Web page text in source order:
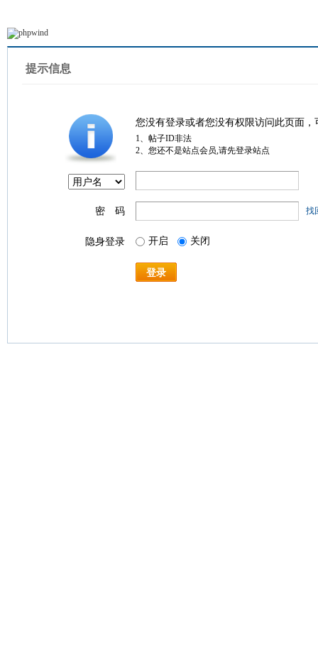
提示信息
您没有登录或者您没有权限访问此页面
1、帖子ID非法
2、您还不是站点会员,请先登录站点
密 码 找
隐身登录 开启 关闭
登录